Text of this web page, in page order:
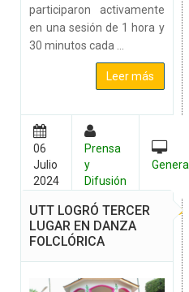
participaron activamente
en una sesión de 1 hora y
30 minutos cada ...
Leer más
06
Julio
2024
Prensa
y
Difusión
General
UTT LOGRÓ TERCER
LUGAR EN DANZA
FOLCLÓRICA